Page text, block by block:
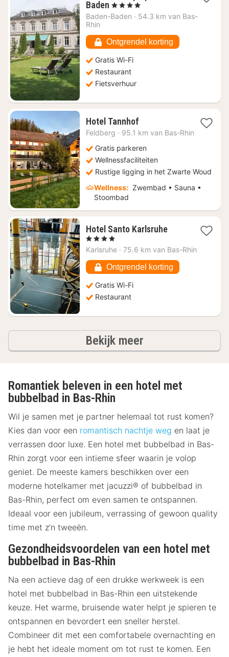
Baden 1
nacht
284,42
, 4 Sterren
Baden-Baden · 54.3 km van Bas-
Rhin
Ontgrendel korting
Gratis Wi-Fi
Restaurant
Fietsverhuur
Hotel Tannhof1
nacht
€
311
Feldberg · 95.1 km van Bas-Rhin
Gratis parkeren
Wellnessfaciliteiten
Rustige ligging in het Zwarte Woud
Wellness: Zwembad • Sauna •
Stoombad
Hotel Santo Karlsruhe1
vanaf
145,42
, 4 Sterren
Karlsruhe · 75.6 km van Bas-Rhin
Ontgrendel korting
Gratis Wi-Fi
Restaurant
Bekijk meerhotels
Romantiek beleven in een hotel met
bubbelbad in Bas-Rhin
Wil je samen met je partner helemaal tot rust komen?
Kies dan voor een romantisch nachtje weg en laat je
verrassen door luxe. Een hotel met bubbelbad in Bas-
Rhin zorgt voor een intieme sfeer waarin je volop
geniet. De meeste kamers beschikken over een
moderne hotelkamer met jacuzzi® of bubbelbad in
Bas-Rhin, perfect om even samen te ontspannen.
Ideaal voor een jubileum, verrassing of gewoon quality
time met z’n tweeën.
Gezondheidsvoordelen van een hotel met
bubbelbad in Bas-Rhin
Na een actieve dag of een drukke werkweek is een
hotel met bubbelbad in Bas-Rhin een uitstekende
keuze. Het warme, bruisende water helpt je spieren te
ontspannen en bevordert een sneller herstel.
Combineer dit met een comfortabele overnachting en
je hebt het ideale moment om tot rust te komen. Een